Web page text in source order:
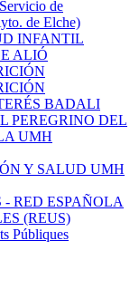
de
de Elche)
INFANTIL
ALIÓ
BADALI
PEREGRINO DEL
UMH
Y SALUD UMH
- RED ESPAÑOLA
(REUS)
Públiques